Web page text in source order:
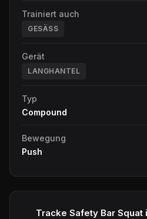
Trainiert auch
GESÄSS
Gerät
LANGHANTEL
Typ
Compound
Bewegung
Push
Tracke Safety Bar